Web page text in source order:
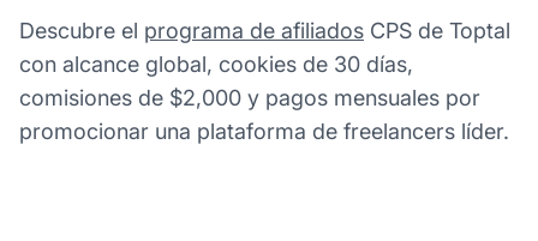
Descubre el programa de afiliados CPS de Toptal
con alcance global, cookies de 30 días,
comisiones de $2,000 y pagos mensuales por
promocionar una plataforma de freelancers líder.